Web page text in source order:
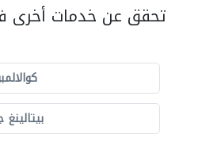
تحقق عن خدمات أخرى
بيتالينغ